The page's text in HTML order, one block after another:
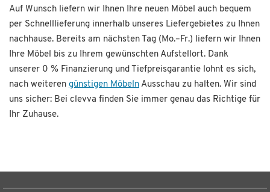
Auf Wunsch liefern wir Ihnen Ihre neuen Möbel auch bequem
per Schnelllieferung innerhalb unseres Liefergebietes zu Ihnen
nachhause. Bereits am nächsten Tag (Mo.–Fr.) liefern wir Ihnen
Ihre Möbel bis zu Ihrem gewünschten Aufstellort. Dank
unserer 0 % Finanzierung und Tiefpreisgarantie lohnt es sich,
nach weiteren günstigen Möbeln Ausschau zu halten. Wir sind
uns sicher: Bei clevva finden Sie immer genau das Richtige für
Ihr Zuhause.